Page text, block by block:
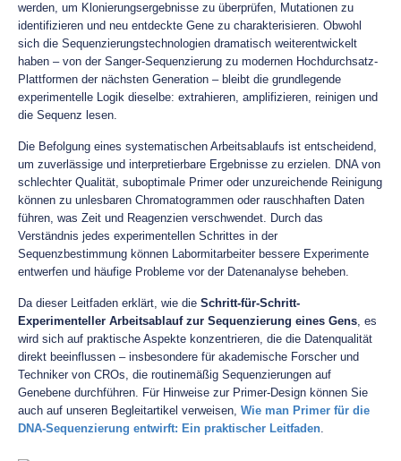
werden, um Klonierungsergebnisse zu überprüfen, Mutationen zu
identifizieren und neu entdeckte Gene zu charakterisieren. Obwohl
sich die Sequenzierungstechnologien dramatisch weiterentwickelt
haben – von der Sanger-Sequenzierung zu modernen Hochdurchsatz-
Plattformen der nächsten Generation – bleibt die grundlegende
experimentelle Logik dieselbe: extrahieren, amplifizieren, reinigen und
die Sequenz lesen.
Die Befolgung eines systematischen Arbeitsablaufs ist entscheidend,
um zuverlässige und interpretierbare Ergebnisse zu erzielen. DNA von
schlechter Qualität, suboptimale Primer oder unzureichende Reinigung
können zu unlesbaren Chromatogrammen oder rauschhaften Daten
führen, was Zeit und Reagenzien verschwendet. Durch das
Verständnis jedes experimentellen Schrittes in der
Sequenzbestimmung können Labormitarbeiter bessere Experimente
entwerfen und häufige Probleme vor der Datenanalyse beheben.
Da dieser Leitfaden erklärt, wie die Schritt-für-Schritt-
Experimenteller Arbeitsablauf zur Sequenzierung eines Gens, es
wird sich auf praktische Aspekte konzentrieren, die die Datenqualität
direkt beeinflussen – insbesondere für akademische Forscher und
Techniker von CROs, die routinemäßig Sequenzierungen auf
Genebene durchführen. Für Hinweise zur Primer-Design können Sie
auch auf unseren Begleitartikel verweisen, Wie man Primer für die
DNA-Sequenzierung entwirft: Ein praktischer Leitfaden.